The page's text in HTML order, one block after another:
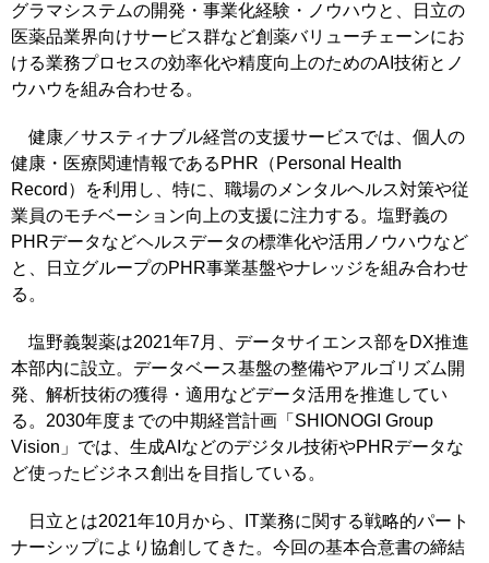
グラマシステムの開発・事業化経験・ノウハウと、日立の
医薬品業界向けサービス群など創薬バリューチェーンにお
ける業務プロセスの効率化や精度向上のためのAI技術とノ
ウハウを組み合わせる。
健康／サスティナブル経営の支援サービスでは、個人の
健康・医療関連情報であるPHR（Personal Health
Record）を利用し、特に、職場のメンタルヘルス対策や従
業員のモチベーション向上の支援に注力する。塩野義の
PHRデータなどヘルスデータの標準化や活用ノウハウなど
と、日立グループのPHR事業基盤やナレッジを組み合わせ
る。
塩野義製薬は2021年7月、データサイエンス部をDX推進
本部内に設立。データベース基盤の整備やアルゴリズム開
発、解析技術の獲得・適用などデータ活用を推進してい
る。2030年度までの中期経営計画「SHIONOGI Group
Vision」では、生成AIなどのデジタル技術やPHRデータな
ど使ったビジネス創出を目指している。
日立とは2021年10月から、IT業務に関する戦略的パート
ナーシップにより協創してきた。今回の基本合意書の締結